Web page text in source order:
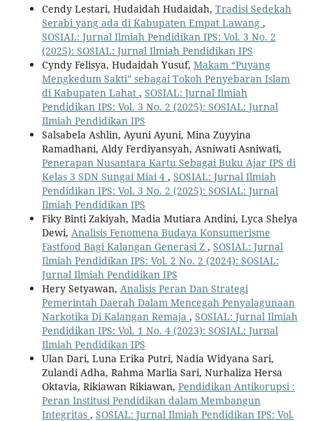
Cendy Lestari, Hudaidah Hudaidah, Tradisi Sedekah
Serabi yang ada di Kabupaten Empat Lawang ,
SOSIAL: Jurnal Ilmiah Pendidikan IPS: Vol. 3 No. 2
(2025): SOSIAL: Jurnal Ilmiah Pendidikan IPS
Cyndy Felisya, Hudaidah Yusuf, Makam “Puyang
Mengkedum Sakti” sebagai Tokoh Penyebaran Islam
di Kabupaten Lahat , SOSIAL: Jurnal Ilmiah
Pendidikan IPS: Vol. 3 No. 2 (2025): SOSIAL: Jurnal
Ilmiah Pendidikan IPS
Salsabela Ashlin, Ayuni Ayuni, Mina Zuyyina
Ramadhani, Aldy Ferdiyansyah, Asniwati Asniwati,
Penerapan Nusantara Kartu Sebagai Buku Ajar IPS di
Kelas 3 SDN Sungai Miai 4 , SOSIAL: Jurnal Ilmiah
Pendidikan IPS: Vol. 3 No. 2 (2025): SOSIAL: Jurnal
Ilmiah Pendidikan IPS
Fiky Binti Zakiyah, Madia Mutiara Andini, Lyca Shelya
Dewi, Analisis Fenomena Budaya Konsumerisme
Fastfood Bagi Kalangan Generasi Z , SOSIAL: Jurnal
Ilmiah Pendidikan IPS: Vol. 2 No. 2 (2024): SOSIAL:
Jurnal Ilmiah Pendidikan IPS
Hery Setyawan, Analisis Peran Dan Strategi
Pemerintah Daerah Dalam Mencegah Penyalagunaan
Narkotika Di Kalangan Remaja , SOSIAL: Jurnal Ilmiah
Pendidikan IPS: Vol. 1 No. 4 (2023): SOSIAL: Jurnal
Ilmiah Pendidikan IPS
Ulan Dari, Luna Erika Putri, Nadia Widyana Sari,
Zulandi Adha, Rahma Marlia Sari, Nurhaliza Hersa
Oktavia, Rikiawan Rikiawan, Pendidikan Antikorupsi :
Peran Institusi Pendidikan dalam Membangun
Integritas , SOSIAL: Jurnal Ilmiah Pendidikan IPS: Vol.